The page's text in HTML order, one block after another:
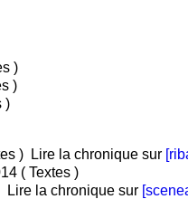
)
)
)
Textes ) Lire la chronique sur
/ Mai 2014 ( Textes )
Lire la chronique sur